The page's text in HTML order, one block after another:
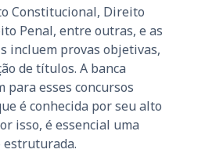
Constitucional, Direito
Penal, entre outras, e as
incluem provas objetivas,
de títulos. A banca
para esses concursos
é conhecida por seu alto
isso, é essencial uma
estruturada.